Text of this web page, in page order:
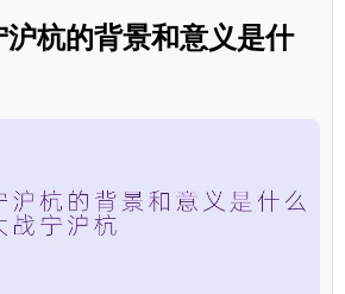
杭的背景和意义是什